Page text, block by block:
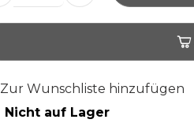
Zur Wunschliste hinzufügen
Nicht auf Lager